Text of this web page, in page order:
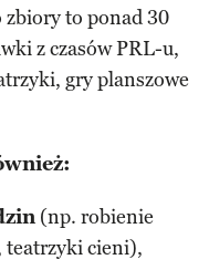
zbiory to ponad 30
z czasów PRL-u,
gry planszowe
(np. robienie
teatrzyki cieni),